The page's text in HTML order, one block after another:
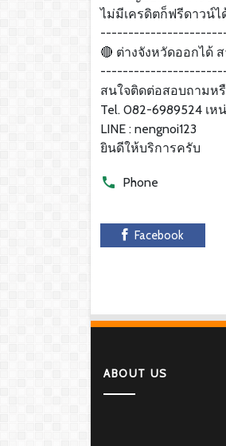
ไม่มีเครดิตก็ฟรีดาวน์ไ
🔴 ต่างจังหวัดออกได้
สนใจติดต่อสอบถามห
Tel. 082-6989524 เห
LINE : nengnoi123
ยินดีให้บริการครับ
Phone
Facebook
ABOUT US